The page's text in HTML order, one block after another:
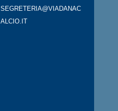
SEGRETERIA@VIADANAC
ALCIO.IT